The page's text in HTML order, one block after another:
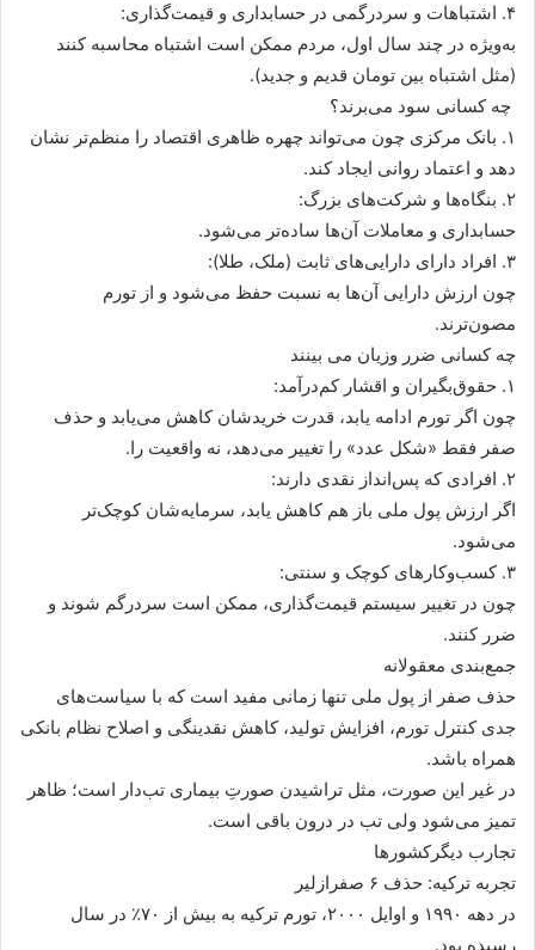
۴. اشتباهات و سردرگمی در حسابداری و قیمت‌گذاری:
به‌ویژه در چند سال اول، مردم ممکن است اشتباه محاسبه کنند
(مثل اشتباه بین تومان قدیم و جدید).
️ چه کسانی سود می‌برند؟
۱. بانک مرکزی چون می‌تواند چهره ظاهری اقتصاد را منظم‌تر نشان
دهد و اعتماد روانی ایجاد کند.
۲. بنگاه‌ها و شرکت‌های بزرگ:
حسابداری و معاملات آن‌ها ساده‌تر می‌شود.
۳. افراد دارای دارایی‌های ثابت (ملک، طلا):
چون ارزش دارایی آن‌ها به نسبت حفظ می‌شود و از تورم
مصون‌ترند.
چه کسانی ضرر وزیان می بینند
۱. حقوق‌بگیران و اقشار کم‌درآمد:
چون اگر تورم ادامه یابد، قدرت خریدشان کاهش می‌یابد و حذف
صفر فقط «شکل عدد» را تغییر می‌دهد، نه واقعیت را.
۲. افرادی که پس‌انداز نقدی دارند:
اگر ارزش پول ملی باز هم کاهش یابد، سرمایه‌شان کوچک‌تر
می‌شود.
۳. کسب‌وکارهای کوچک و سنتی:
چون در تغییر سیستم قیمت‌گذاری، ممکن است سردرگم شوند و
ضرر کنند.
جمع‌بندی معقولانه
حذف صفر از پول ملی تنها زمانی مفید است که با سیاست‌های
جدی کنترل تورم، افزایش تولید، کاهش نقدینگی و اصلاح نظام بانکی
همراه باشد.
در غیر این صورت، مثل تراشیدن صورتِ بیماری تب‌دار است؛ ظاهر
تمیز می‌شود ولی تب در درون باقی است.
تجارب دیگرکشورها
تجربه ترکیه: حذف ۶ صفرازلیر
در دهه ۱۹۹۰ و اوایل ۲۰۰۰، تورم ترکیه به بیش از ۷۰٪ در سال
رسیده بود.